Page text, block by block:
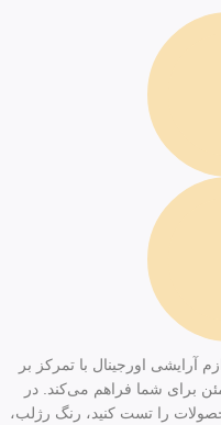
آرایشی اورجینال با تمرکز بر
برای شما فراهم می‌کند. در
را تست کنید، رنگ رژلب،